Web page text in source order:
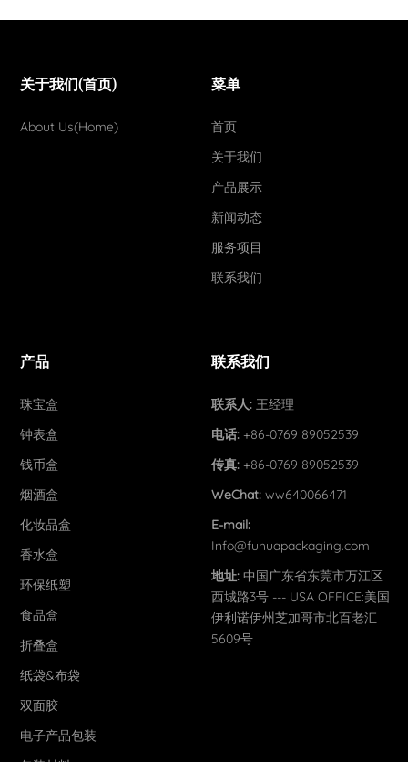
关于我们(首页)
About Us(Home)
菜单
首页
关于我们
产品展示
新闻动态
服务项目
联系我们
产品
珠宝盒
钟表盒
钱币盒
烟酒盒
化妆品盒
香水盒
环保纸塑
食品盒
折叠盒
纸袋&布袋
双面胶
电子产品包装
联系我们
联系人: 王经理
电话: +86-0769 89052539
传真: +86-0769 89052539
WeChat: ww640066471
E-mail:
Info@fuhuapackaging.com
地址: 中国广东省东莞市万江区
西城路3号 --- USA OFFICE:美国
伊利诺伊州芝加哥市北百老汇
5609号